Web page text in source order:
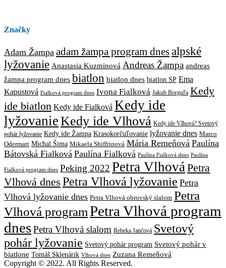
Značky
Adam Žampa adam žampa program dnesalpské
lyžovanie Anastasia Kuzminová Andreas Žampa andreas
žampa program dnes biatlon biatlon dnes biatlon SP Ema
Kapustová Fialková program dnes Ivona Fialková Jakub Borguľa Kedy
ide biatlon Kedy ide Fialková Kedy ide
lyžovanieKedy ide Vlhová Kedy ide Vlhová? Svetový
pohár lyžovanie Kedy ide Žampa Krasokorčuľovanie lyžovanie dnes Marco
Odermatt Michal Šima Mikaela Shiffrinová Mária Remeňová Paulína
Bátovská Fialková Paulína Fialková Paulína Fialková dnes Paulína
Fialková program dnes Peking 2022 Petra Vlhová Petra
Vlhová dnes Petra Vlhová lyžovanie Petra
Vlhová lyžovanie dnes Petra Vlhová obrovský slalom Petra
Vlhová programPetra Vlhová program
dnesPetra Vlhová slalom Rebeka Jančová Svetový
pohár lyžovanie Svetový pohár program Svetový pohár v
biatlone Tomáš Sklenárik Vlhová dnes Zuzana Remeňová
Copyright © 2022. All Rights Reserved.